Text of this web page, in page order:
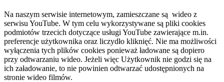
Na naszym serwisie internetowym, zamieszczane są wideo z
serwisu YouTube. W tym celu wykorzystywane są pliki cookies
podmiotów trzecich dotyczące usługi YouTube zawierające m.in.
preferencje użytkownika oraz liczydło kliknięć. Nie ma możliwości
wyłączenia tych plików cookies ponieważ ładowane są dopiero
przy odtwarzaniu wideo. Jeżeli więc Użytkownik nie godzi się na
ich załadowanie, to nie powinien odtwarzać udostępnionych na
stronie wideo filmów.